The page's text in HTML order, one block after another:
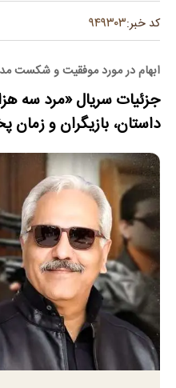
کد خبر:۹۴۹۳۰۳
ابهام در مورد موفقیت و شکست
جزئیات سریال «مرد سه
داستان، بازیگران و